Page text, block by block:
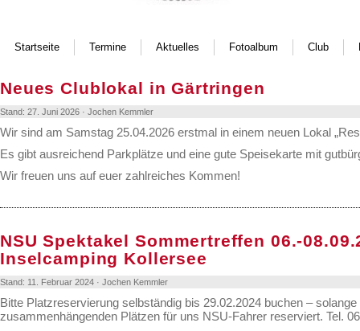
Startseite Termine Aktuelles Fotoalbum Club
Neues Clublokal in Gärtringen
Stand: 27. Juni 2026 · Jochen Kemmler
Wir sind am Samstag 25.04.2026 erstmal in einem neuen Lokal
Es gibt ausreichend Parkplätze und eine gute Speisekarte mit
Wir freuen uns auf euer zahlreiches Kommen!
NSU Spektakel Sommertreffen 06.-
Inselcamping Kollersee
Stand: 11. Februar 2024 · Jochen Kemmler
Bitte Platzreservierung selbständig bis 29.02.2024 buchen –
zusammenhängenden Plätzen für uns NSU-Fahrer reserviert. Tel.